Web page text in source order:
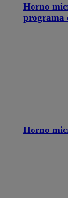
Horno
programa
Horno